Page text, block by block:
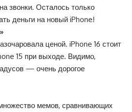
звонки. Осталось только
деньги на новый iPhone!
ценой. iPhone 16 стоит
15 при выходе. Видимо,
— очень дорогое
мемов, сравнивающих